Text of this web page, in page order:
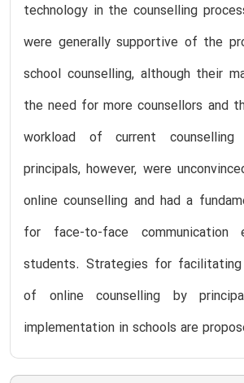
technology in the counselling
were generally supportive of the
school counselling, although their
the need for more counsellors and
workload of current
principals, however, were
online counselling and had a
for face-to-face communication
students. Strategies for
of online counselling by
implementation in schools are